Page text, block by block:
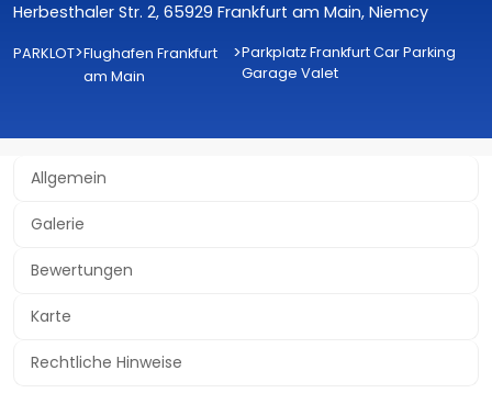
Herbesthaler Str. 2, 65929 Frankfurt am Main, Niemcy
PARKLOT>Flughafen Frankfurt
am Main
>Parkplatz Frankfurt Car Parking
Garage Valet
Allgemein
Galerie
Bewertungen
Karte
Rechtliche Hinweise